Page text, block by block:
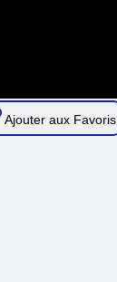
Ajouter aux Favoris